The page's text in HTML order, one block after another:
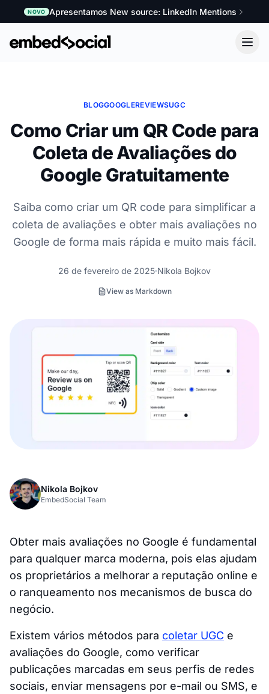
NOVO Apresentamos New source: LinkedIn Mentions
BLOGGOOGLEREVIEWSUGC
Como Criar um QR Code para
Coleta de Avaliações do
Google Gratuitamente
Saiba como criar um QR code para simplificar a
coleta de avaliações e obter mais avaliações no
Google de forma mais rápida e muito mais fácil.
26 de fevereiro de 2025 Nikola Bojkov
View as Markdown
Nikola Bojkov
EmbedSocial Team
Obter mais avaliações no Google é fundamental
para qualquer marca moderna, pois elas ajudam
os proprietários a melhorar a reputação online e
o ranqueamento nos mecanismos de busca do
negócio.
Existem vários métodos para coletar UGC e
avaliações do Google, como verificar
publicações marcadas em seus perfis de redes
sociais, enviar mensagens por e-mail ou SMS, e